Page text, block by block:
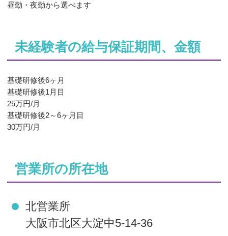
昼勤・夜勤から選べます
未経験者の給与保証期間、金額
基礎研修後6ヶ月
基礎研修後1月目
25万円/月
基礎研修後2～6ヶ月目
30万円/月
営業所の所在地
北営業所
大阪市北区大淀中5-14-36